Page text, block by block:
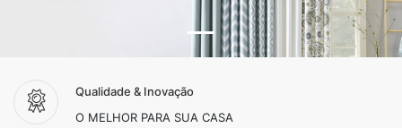
Qualidade & Inovação
O MELHOR PARA SUA CASA